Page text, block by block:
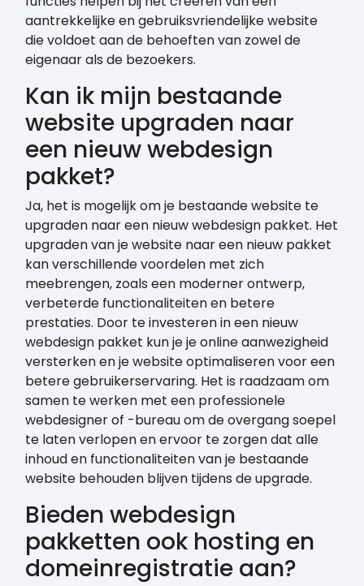
aantrekkelijke en gebruiksvriendelijke website
die voldoet aan de behoeften van zowel de
eigenaar als de bezoekers.
Kan ik mijn bestaande
website upgraden naar
een nieuw webdesign
pakket?
Ja, het is mogelijk om je bestaande website te
upgraden naar een nieuw webdesign pakket. Het
upgraden van je website naar een nieuw pakket
kan verschillende voordelen met zich
meebrengen, zoals een moderner ontwerp,
verbeterde functionaliteiten en betere
prestaties. Door te investeren in een nieuw
webdesign pakket kun je je online aanwezigheid
versterken en je website optimaliseren voor een
betere gebruikerservaring. Het is raadzaam om
samen te werken met een professionele
webdesigner of -bureau om de overgang soepel
te laten verlopen en ervoor te zorgen dat alle
inhoud en functionaliteiten van je bestaande
website behouden blijven tijdens de upgrade.
Bieden webdesign
pakketten ook hosting en
domeinregistratie aan?